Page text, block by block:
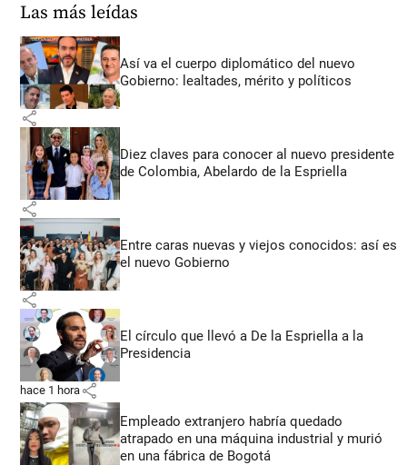
Las más leídas
Así va el cuerpo diplomático del nuevo
Gobierno: lealtades, mérito y políticos
share
Diez claves para conocer al nuevo presidente
de Colombia, Abelardo de la Espriella
share
Entre caras nuevas y viejos conocidos: así es
el nuevo Gobierno
share
El círculo que llevó a De la Espriella a la
Presidencia
hace 1 hora share
Empleado extranjero habría quedado
atrapado en una máquina industrial y murió
en una fábrica de Bogotá